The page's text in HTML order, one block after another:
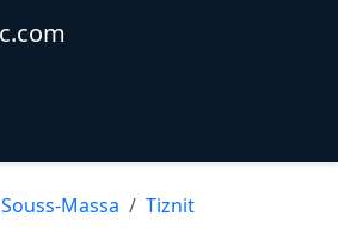
Souss-Massa Tiznit